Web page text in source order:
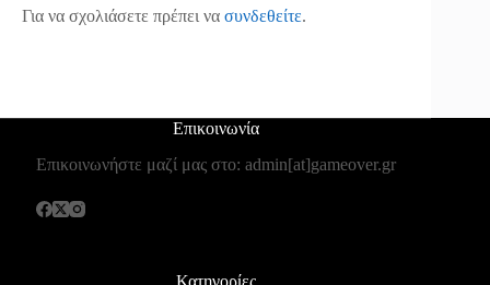
Για να σχολιάσετε πρέπει να συνδεθείτε.
Επικοινωνία
Επικοινωνήστε μαζί μας στο: admin[at]gameover.gr
Κατηγορίες